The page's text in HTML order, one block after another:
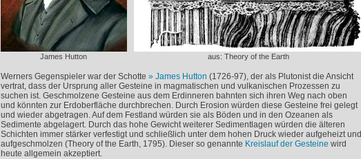
James Hutton aus: Theory of the Earth
Werners Gegenspieler war der Schotte James Hutton (1726-97), der als Plutonist die Ansicht
vertrat, dass der Ursprung aller Gesteine in magmatischen und vulkanischen Prozessen zu
suchen ist. Geschmolzene Gesteine aus dem Erdinneren bahnten sich ihren Weg nach oben
und könnten zur Erdoberfläche durchbrechen. Durch Erosion würden diese Gesteine frei gelegt
und wieder abgetragen. Auf dem Festland würden sie als Böden und in den Ozeanen als
Sedimente abgelagert. Durch das hohe Gewicht weiterer Sedimentlagen würden die älteren
Schichten immer stärker verfestigt und schließlich unter dem hohen Druck wieder aufgeheizt und
aufgeschmolzen (Theory of the Earth, 1795). Dieser so genannte Kreislauf der Gesteine wird
heute allgemein akzeptiert.